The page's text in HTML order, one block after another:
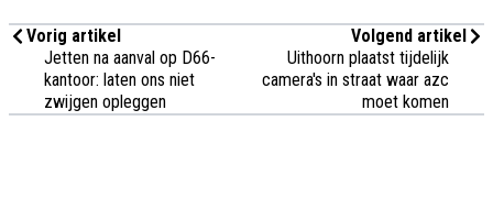
Vorig artikel
Jetten na aanval op D66-
kantoor: laten ons niet
zwijgen opleggen
Volgend artikel
Uithoorn plaatst tijdelijk
camera's in straat waar azc
moet komen